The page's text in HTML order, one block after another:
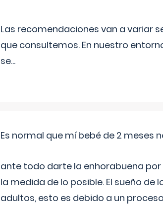
Las recomendaciones van a variar
que consultemos. En nuestro
se...
Es normal que mí bebé de 2 meses
ante todo darte la enhorabuena
la medida de lo posible. El sueño
adultos, esto es debido a un